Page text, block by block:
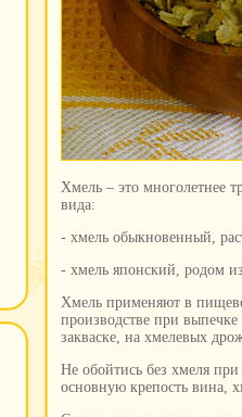
Хмель – это многолетнее
вида:
- хмель обыкновенный,
- хмель японский, родом
Хмель применяют в
производстве при
закваске, на хмелевых
Не обойтись без хмеля
основную крепость вина,